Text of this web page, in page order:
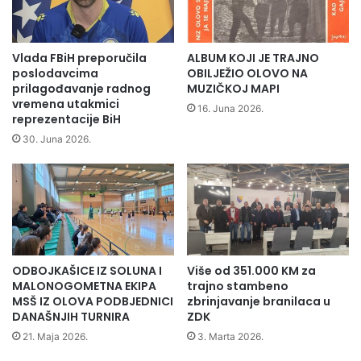
Senka Balorda, ministrica zdravstva izvjestila je ispred
Kriznog štaba za medicinu da je epidemiološka situacija
pod kontrolom ali je stanje još uvijek nesigurno na
određenim područjima Kantona. Bitno je da zasad nema
epidemija crijevnih i zaraznih bolesti.
Na ovoj vanrednoj sjednici Vlada je razmatrala i zahtjeve
poljoprivrednika za otpočinjanjem sjetve posebno kultura
potrebnih za ishranu stoke, ali je zbog mogućnosti
d
r
u
č
j
u
O
l
i
h
o
k
u
p
l
j
n
a
p
o
d
r
u
č
Vlada FBiH preporučila
poslodavcima
prilagođavanje radnog
vremena utakmici
reprezentacije BiH
30. Juna 2026.
ALBUM KOJI JE TRAJNO
OBILJEŽIO OLOVO NA
MUZIČKOJ MAPI
16. Juna 2026.
ODBOJKAŠICE IZ SOLUNA I
MALONOGOMETNA EKIPA
MSŠ IZ OLOVA PODBJEDNICI
DANAŠNJIH TURNIRA
21. Maja 2026.
Više od 351.000 KM za
trajno stambeno
zbrinjavanje branilaca u
ZDK
3. Marta 2026.